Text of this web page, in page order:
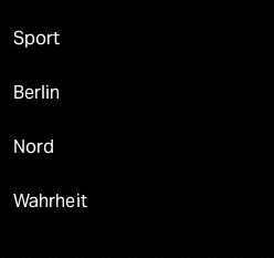
Sport
Berlin
Nord
Wahrheit